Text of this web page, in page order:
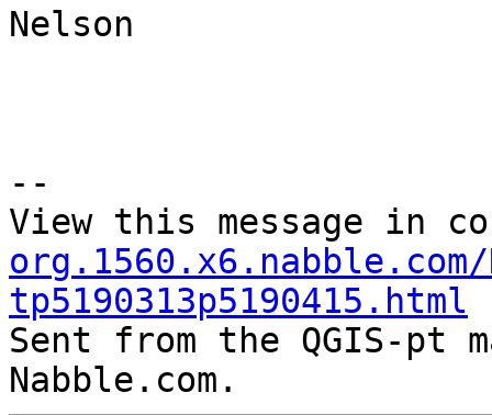
Nelson
--
View this message in
org.1560.x6.nabble.com/
tp5190313p5190415.html
Sent from the QGIS-